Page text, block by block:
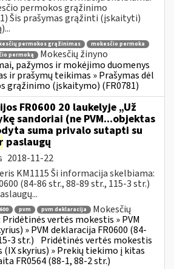
permokos grąžinimo
Šis prašymas grąžinti (įskaityti)
permokos grąžinimas
mokesčio permoka
permoką
Mokesčių žinyno
pažymos ir mokėjimo duomenys
ir prašymų teikimas » Prašymas dėl
grąžinimo (įskaitymo) (FR0781)
FR0600 20 laukelyje „Už
sandoriai (ne PVM...objektas
suma privalo sutapti su
paslaugų
2018-11-22
KM1115 Ši informacija skelbiama:
(84-86 str., 88-89 str., 115-3 str.)
pvm pvm deklaracija
Mokesčių
Pridėtinės vertės mokestis » PVM
» PVM deklaracija FR0600 (84-
3 str.) Pridėtinės vertės mokestis
(IX skyrius) » Prekių tiekimo į kitas
FR0564 (88-1, 88-2 str.)